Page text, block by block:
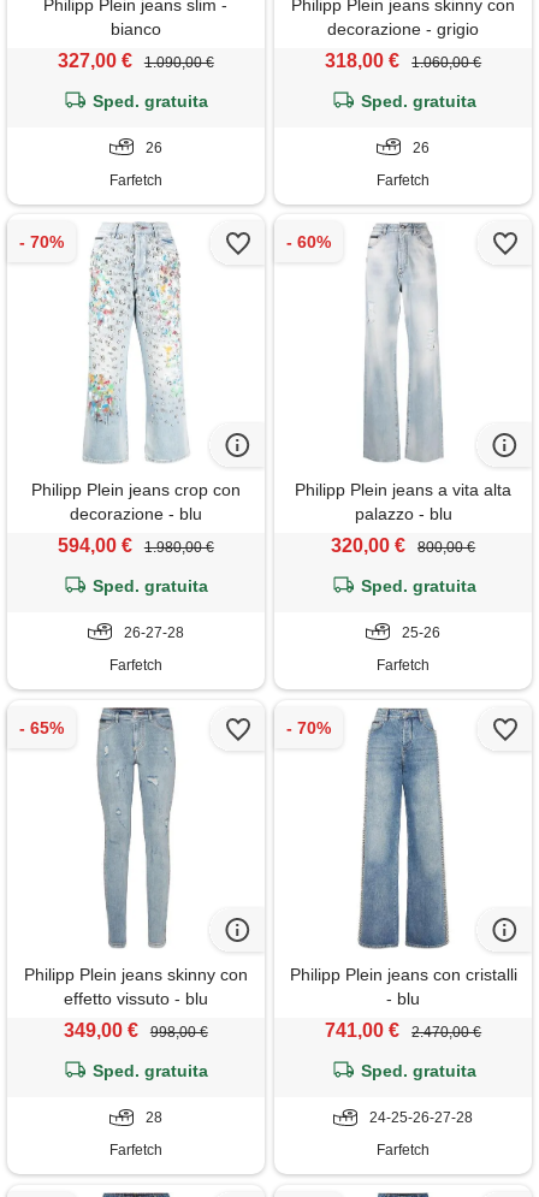
Philipp Plein jeans slim -
bianco
327,00 € 1.090,00 €
Sped. gratuita
26
Farfetch
Philipp Plein jeans skinny con
decorazione - grigio
318,00 € 1.060,00 €
Sped. gratuita
26
Farfetch
Philipp Plein jeans crop con
decorazione - blu
594,00 € 1.980,00 €
Sped. gratuita
26-27-28
Farfetch
Philipp Plein jeans a vita alta
palazzo - blu
320,00 € 800,00 €
Sped. gratuita
25-26
Farfetch
Philipp Plein jeans skinny con
effetto vissuto - blu
349,00 € 998,00 €
Sped. gratuita
28
Farfetch
Philipp Plein jeans con cristalli
- blu
741,00 € 2.470,00 €
Sped. gratuita
24-25-26-27-28
Farfetch